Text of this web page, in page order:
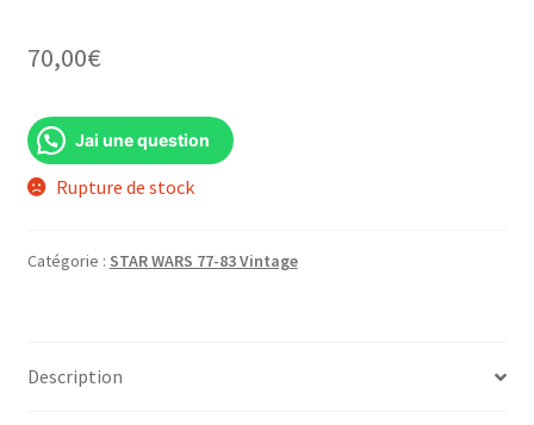
70,00€
Jai une question
Rupture de stock
Catégorie : STAR WARS 77-83 Vintage
Description